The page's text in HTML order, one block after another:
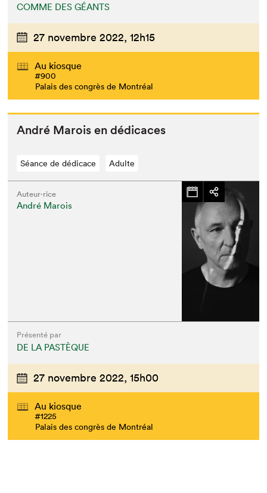
Que cherchez-vous?
COMME DES GÉANTS
27 novembre 2022, 12h15
Au kiosque
#900
Palais des congrès de Montréal
André Marois en dédicaces
Séance de dédicace Adulte
Auteur·rice
André Marois
Présenté par
DE LA PASTÈQUE
27 novembre 2022, 15h00
Au kiosque
#1225
Palais des congrès de Montréal